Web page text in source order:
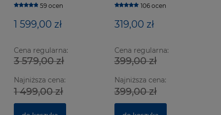
59 ocen
1 599,00 zł
Cena regularna:
3 579,00 zł
Najniższa cena:
1 499,00 zł
106 ocen
319,00 zł
Cena regularna:
399,00 zł
Najniższa cena:
399,00 zł